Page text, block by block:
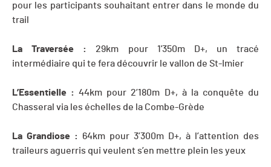
pour les participants souhaitant entrer dans le monde du
trail
La Traversée :
29km pour 1'350m D+, un tracé
intermédiaire qui te fera découvrir le vallon de St-Imier
L’Essentielle : 44km pour 2’180m D+, à la conquête du
Chasseral via les échelles de la Combe-Grède
La Grandiose :
64km pour 3’300m D+, à l’attention des
traileurs aguerris qui veulent s’en mettre plein les yeux